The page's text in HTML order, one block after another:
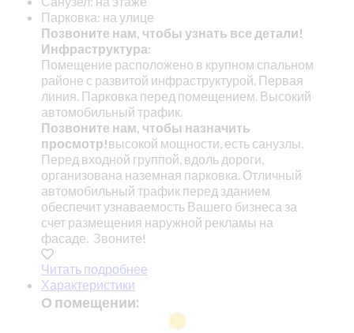
Парковка: на улице
Позвоните нам, чтобы узнать все детали!
Инфраструктура:
Помещение расположено в крупном спальном
районе с развитой инфраструктурой. Первая
линия. Парковка перед помещением. Высокий
автомобильный трафик.
Позвоните нам, чтобы назначить
просмотр!высокой мощности, есть санузлы.
Перед входной группой, вдоль дороги,
организована наземная парковка. Отличный
автомобильный трафик перед зданием
обеспечит узнаваемость Вашего бизнеса за
счет размещения наружной рекламы на
фасаде. Звоните!
Читать подробнее
Характеристики
О помещении: